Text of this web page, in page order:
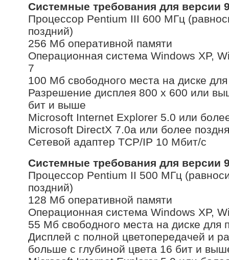
Системные требования для версии
Процессор Pentium III 600 МГц
поздний)
256 Мб оперативной памяти
Операционная система Windows XP,
7
100 Мб свободного места на диске
Разрешение дисплея 800 x 600 или
бит и выше
Microsoft Internet Explorer 5.0 или
Microsoft DirectX 7.0a или более
Сетевой адаптер TCP/IP 10 Мбит/с
Системные требования для версии
Процессор Pentium II 500 МГц
поздний)
128 Мб оперативной памяти
Операционная система Windows XP,
55 Мб свободного места на диске
Дисплей с полной цветопередачей и
больше с глубиной цвета 16 бит и